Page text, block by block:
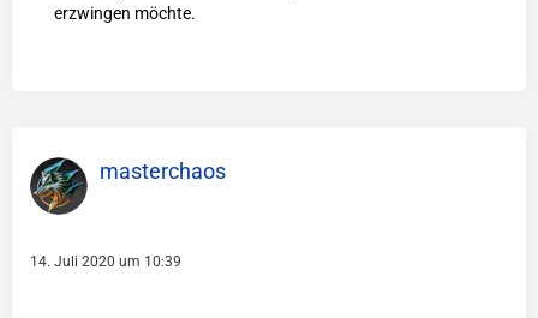
erzwingen möchte.
masterchaos
14. Juli 2020 um 10:39